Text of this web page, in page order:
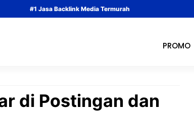
#1 Jasa Backlink Media Termurah
PROMO
di Postingan dan